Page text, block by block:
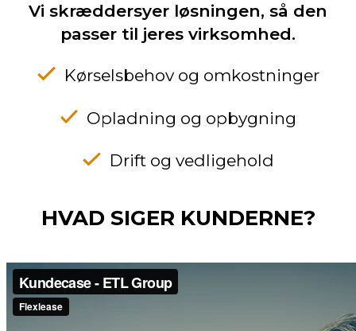
Vi skræddersyer løsningen, så den
passer til jeres virksomhed.
Kørselsbehov og omkostninger
Opladning og opbygning
Drift og vedligehold
HVAD SIGER KUNDERNE?